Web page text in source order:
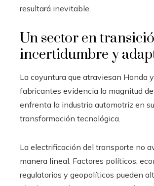
resultará inevitable.
Un sector en
incertidumbre y
La coyuntura que atraviesan Honda
fabricantes evidencia la magnitud
enfrenta la industria automotriz en
transformación tecnológica.
La electrificación del transporte no
manera lineal. Factores políticos,
regulatorios y geopolíticos pueden